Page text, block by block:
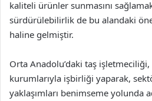
kaliteli ürünler sunmasını
sürdürülebilirlik de bu alandaki
haline gelmiştir.
Orta Anadolu’daki taş
kurumlarıyla işbirliği yaparak,
yaklaşımları benimseme yolunda